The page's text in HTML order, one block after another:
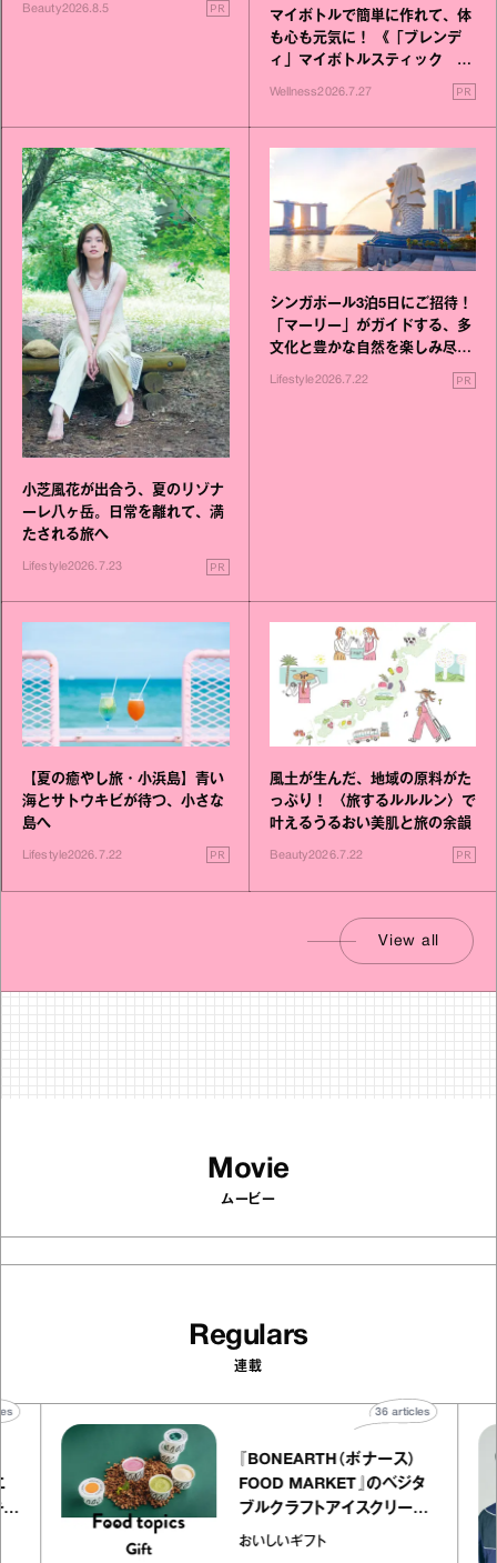
Beauty2026.8.5 PR
マイボトルで簡単に作れて、体
も心も元気に！ 《「ブレンデ
ィ」マイボトルスティック い
いこと毎日》シリーズが誕生
Wellness2026.7.27 PR
小芝風花が出合う、夏のリゾナ
ーレ八ヶ岳。日常を離れて、満
たされる旅へ
Lifestyle2026.7.23 PR
シンガポール3泊5日にご招待！
「マーリー」がガイドする、多
文化と豊かな自然を楽しみ尽く
Lifestyle2026.7.22 PR
【夏の癒やし旅・小浜島】青い
海とサトウキビが待つ、小さな
島へ
Lifestyle2026.7.22 PR
風土が生んだ、地域の原料がた
っぷり！ 〈旅するルルルン〉で
叶えるうるおい美肌と旅の余韻
Beauty2026.7.22 PR
View all
Movie
ムービー
Regulars
連載
エ
キャ
『BONEARTH（ボナース）
FOOD MARKET』のベジタ
ブルクラフトアイスクリーム
｜真野知子の「おいしいギフ
おいしいギフト
36articles